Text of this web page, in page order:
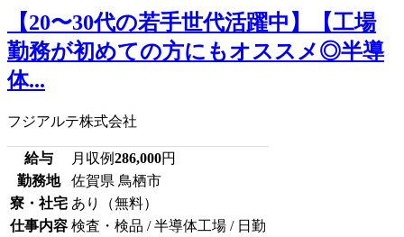
【20〜30代の若手世代活躍中】【工場
勤務が初めての方にもオススメ◎半導
体...
フジアルテ株式会社
給与 月収例286,000円
勤務地
佐賀県 鳥栖市
寮・社宅 あり（無料）
仕事内容 検査・検品 / 半導体工場 / 日勤